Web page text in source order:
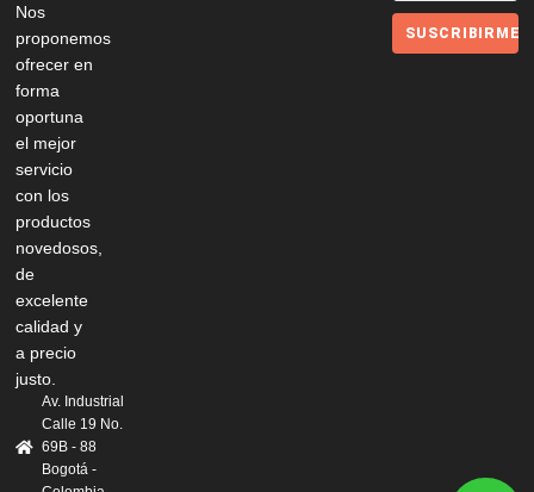
Nos
proponemos
ofrecer en
forma
oportuna
el mejor
servicio
con los
productos
novedosos,
de
excelente
calidad y
a precio
justo.
Av. Industrial
Calle 19 No.
69B - 88
Bogotá -
SUSCRIBIRME